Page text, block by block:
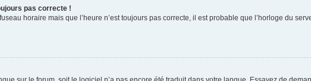
pas correcte !
horaire mais que l’heure n’est toujours pas correcte, il est probable que l’horloge du